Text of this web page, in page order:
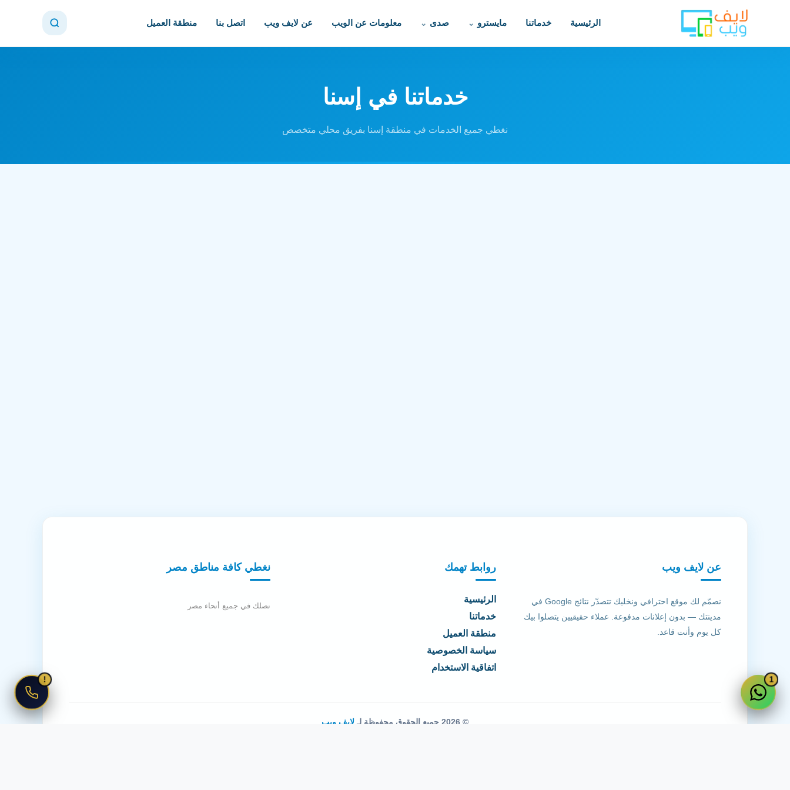
الرئيسية خدماتنا مايسترو صدى معلومات عن الويب عن لايف ويب اتصل بنا منطقة العميل
خدماتنا في إسنا
نغطي جميع الخدمات في منطقة إسنا بفريق محلي متخصص
عن لايف ويب
نصمّم لك موقع احترافي ونخليك تتصدّر نتائج Google في
مدينتك — بدون إعلانات مدفوعة. عملاء حقيقيين يتصلوا بيك
كل يوم وأنت قاعد.
روابط تهمك
الرئيسية
خدماتنا
منطقة العميل
سياسة الخصوصية
اتفاقية الاستخدام
نغطي كافة مناطق مصر
نصلك في جميع أنحاء مصر
© 2026 جميع الحقوق محفوظة لـ لايف ويب
1
!